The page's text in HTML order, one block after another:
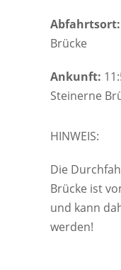
Abfahrtsort:
Brücke
Ankunft:
Steinerne
HINWEIS:
Die
Brücke ist
und kann
werden!